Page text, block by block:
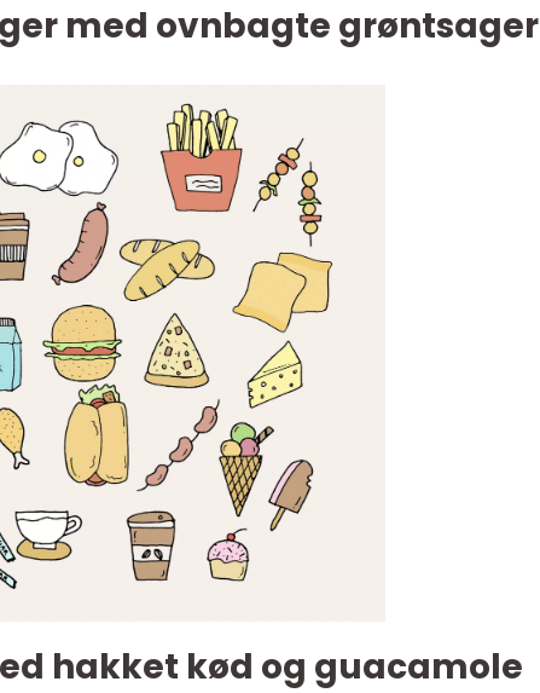
med ovnbagte grøntsager
hakket kød og guacamole